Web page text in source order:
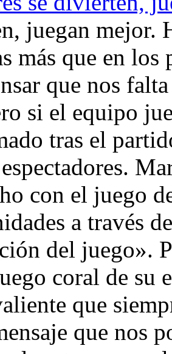
juegan mejor.
más que en
que nos
si el equipo
tras el
con el juego
a través
del juego».
coral de su
que
que nos